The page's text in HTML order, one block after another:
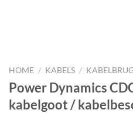
HOME / KABELS /
Power Dynamics
kabelgoot /